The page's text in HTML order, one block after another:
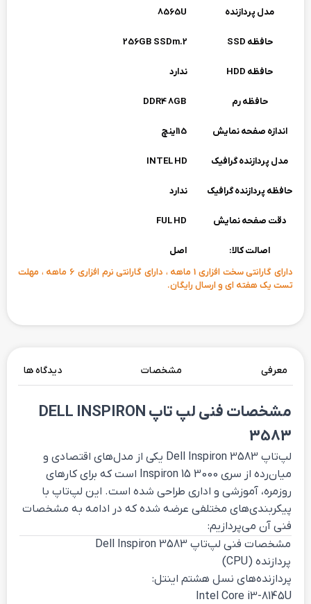
مدل پردازنده
حافظه SSD 256GB SSDm.2
حافظه HDD ندارد
حافظه رم
اندازه صفحه نمایش
مدل پردازنده گرافیک INTEL HD
حافظه پردازنده گرافیک ندارد
دقت صفحه نمایش
اصالت کالا:
اصل
دارای گارانتی سخت افزاری 1 ماهه ، دارای گارانتی نرم افزاری 6 ماهه ، مهلت
تست یک هفته ای و ارسال رایگان.
معرفی مشخصات دیدگاه ها
مشخصات فنی لپ تاپ DELL INSPIRON
3583
لپ‌تاپ Dell Inspiron 3583 یکی از مدل‌های اقتصادی و
میان‌رده از سری Inspiron 15 3000 است که برای کارهای
روزمره، آموزشی و اداری طراحی شده است. این لپ‌تاپ با
پیکربندی‌های مختلفی عرضه شده که در ادامه به مشخصات
فنی آن می‌پردازیم:
مشخصات فنی لپ‌تاپ Dell Inspiron 3583
پردازنده (CPU)
پردازنده‌های نسل هشتم اینتل:
Intel Core i3-8145U